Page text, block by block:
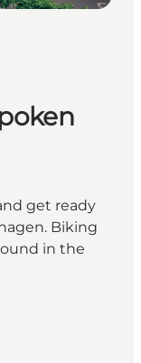
get ready
Biking
in the
biking
biking culture